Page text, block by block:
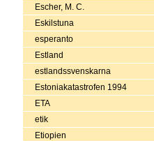
Escher, M. C.
Eskilstuna
esperanto
Estland
estlandssvenskarna
Estoniakatastrofen 1994
ETA
etik
Etiopien